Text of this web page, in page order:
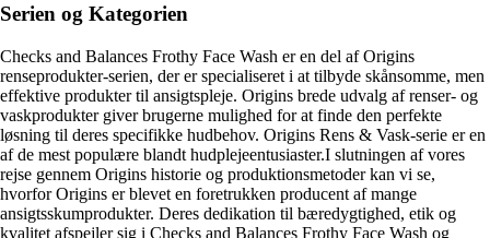
Serien og Kategorien
Checks and Balances Frothy Face Wash er en del af Origins
renseprodukter-serien, der er specialiseret i at tilbyde skånsomme, men
effektive produkter til ansigtspleje. Origins brede udvalg af renser- og
vaskprodukter giver brugerne mulighed for at finde den perfekte
løsning til deres specifikke hudbehov. Origins Rens & Vask-serie er en
af de mest populære blandt hudplejeentusiaster.I slutningen af vores
rejse gennem Origins historie og produktionsmetoder kan vi se,
hvorfor Origins er blevet en foretrukken producent af mange
ansigtsskumprodukter. Deres dedikation til bæredygtighed, etik og
kvalitet afspejler sig i Checks and Balances Frothy Face Wash og